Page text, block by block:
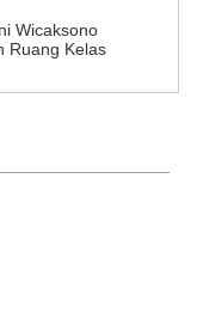
Wicaksono
Ruang Kelas